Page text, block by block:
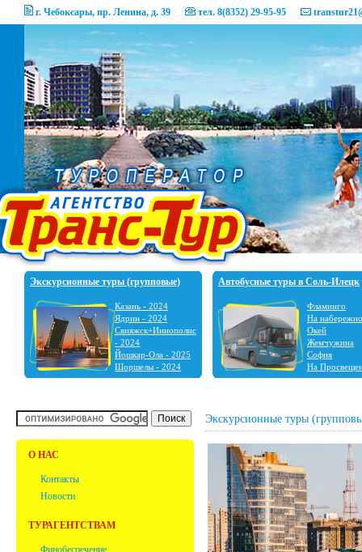
г. Чебоксары, пр. Ленина, д. 39 тел. 8(8352) 29-95-95
Экскурсионные туры (групповые)
Казань - 2024
Ядрин - 2024
Свияжск+Иннополис
- 2024
Йошкар-Ола - 2025
Шоршелы - 2024
Шальтямы - 2024
2023
Ульяновск - 2023
Фабрика ёлочных
Автобусные туры в Соль-Илецк
Фламинго
На
Окей
Жемчужина
София
На
О НАС
Контакты
Новости
ТУРАГЕНТСТВАМ
Финобеспечение
Экскурсионные туры